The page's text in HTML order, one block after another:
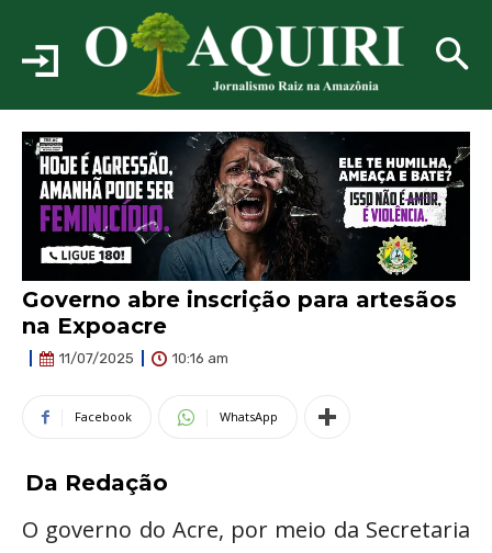
Governo abre inscrição para artesãos
na Expoacre
11/07/2025 10:16 am
Facebook WhatsApp
Da Redação
O governo do Acre, por meio da Secretaria